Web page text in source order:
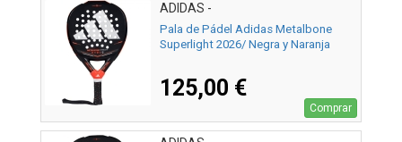
ADIDAS -
Pala de Pádel Adidas Metalbone
Superlight 2026/ Negra y Naranja
125,00 €
Comprar